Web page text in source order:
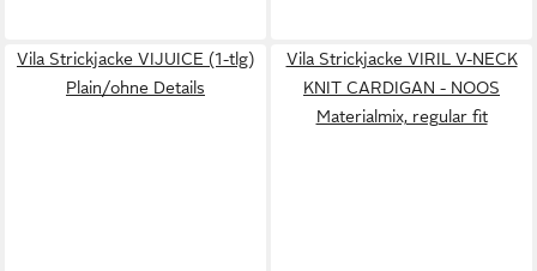
Vila Strickjacke VIJUICE (1-tlg)
Plain/ohne Details
Vila Strickjacke VIRIL V-NECK
KNIT CARDIGAN - NOOS
Materialmix, regular fit